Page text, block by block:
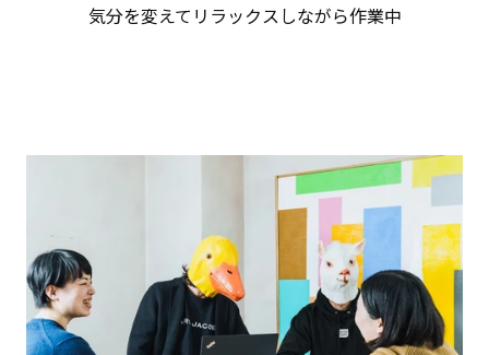
気分を変えてリラックスしながら作業中